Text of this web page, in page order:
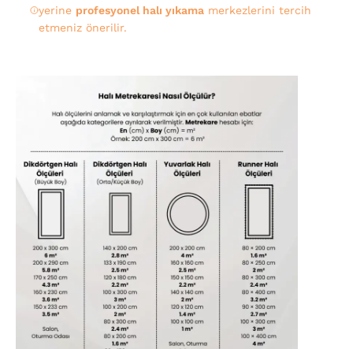
yerine profesyonel halı yıkamamerkezlerini tercih
etmeniz önerilir.